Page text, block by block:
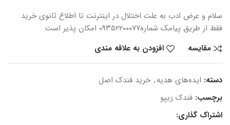
سلام و عرض ادب به علت اختلال در اینترنت تا اطلاع ثانوی خرید
فقط از طریق پیامک شماره۰۹۳۵۲۲۰۰۰۷۷ امکان پذیر است
مقایسه
افزودن به علاقه مندی
دسته: ایده‌های هدیه, خرید فندک اصل
برچسب: فندک زیپو
اشتراک گذاری: